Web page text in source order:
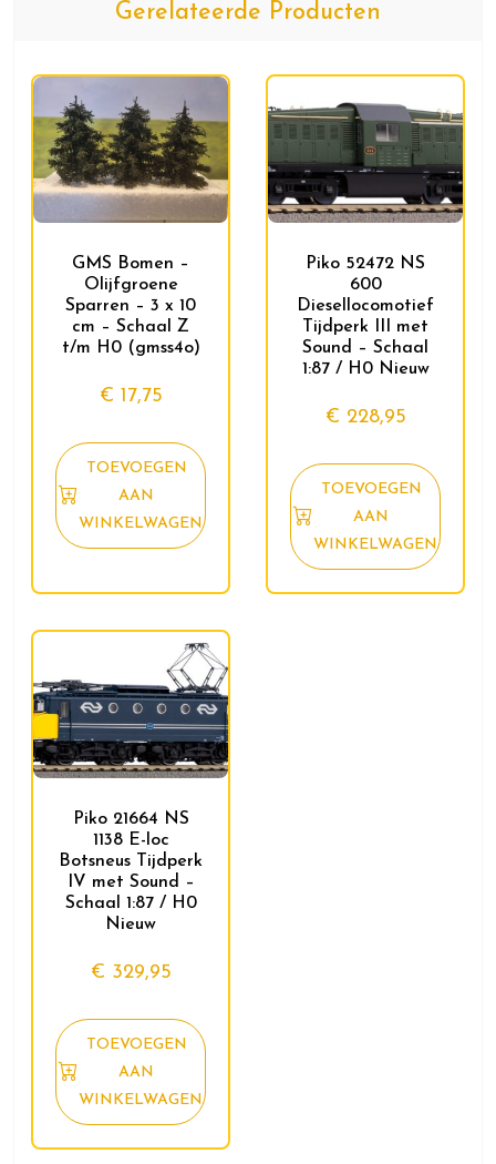
Gerelateerde Producten
GMS Bomen –
Olijfgroene
Sparren – 3 x 10
cm – Schaal Z
t/m H0 (gmss4o)
€ 17,75
TOEVOEGEN
AAN
WINKELWAGEN
Piko 52472 NS
600
Diesellocomotief
Tijdperk III met
Sound – Schaal
1:87 / H0 Nieuw
€ 228,95
TOEVOEGEN
AAN
WINKELWAGEN
Piko 21664 NS
1138 E-loc
Botsneus Tijdperk
IV met Sound –
Schaal 1:87 / H0
Nieuw
€ 329,95
TOEVOEGEN
AAN
WINKELWAGEN